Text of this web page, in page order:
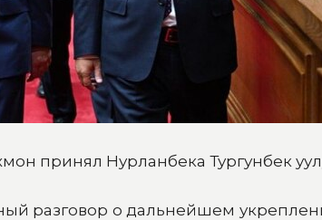
принял Нурланбека Тургунбек
разговор о дальнейшем